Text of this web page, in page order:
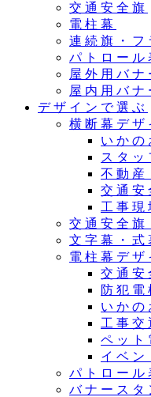
交通安全旗
電柱幕
連続旗・フ
パトロール
屋外用バナ
屋内用バナ
デザインで選ぶ
横断幕デザ
いかの
スタッ
不動産
交通安
工事現
交通安全旗
文字幕・式
電柱幕デザ
交通安
防犯電
いかの
工事交
ペット
イベン
パトロール
バナースタ